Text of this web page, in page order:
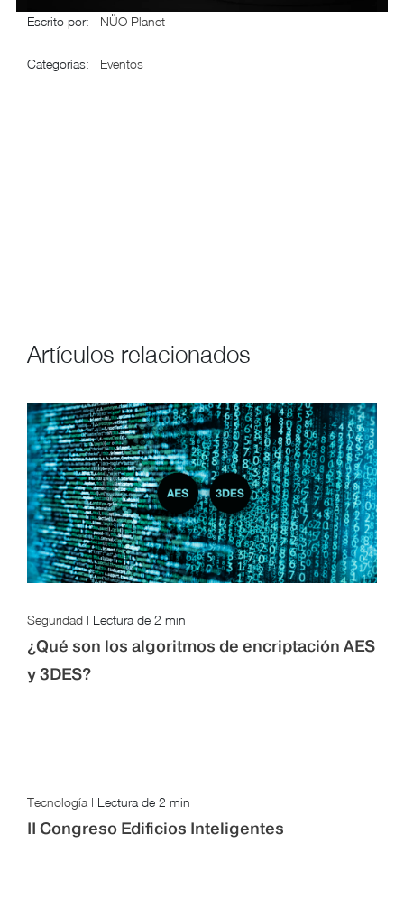
Escrito por: NÜO Planet
Categorías: Eventos
Artículos relacionados
Seguridad | Lectura de 2 min
¿Qué son los algoritmos de encriptación AES
y 3DES?
Tecnología | Lectura de 2 min
II Congreso Edificios Inteligentes